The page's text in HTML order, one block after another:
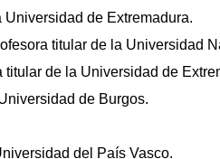
de Extremadura.
titular de la Universidad
de la Universidad de
de Burgos.
del País Vasco.